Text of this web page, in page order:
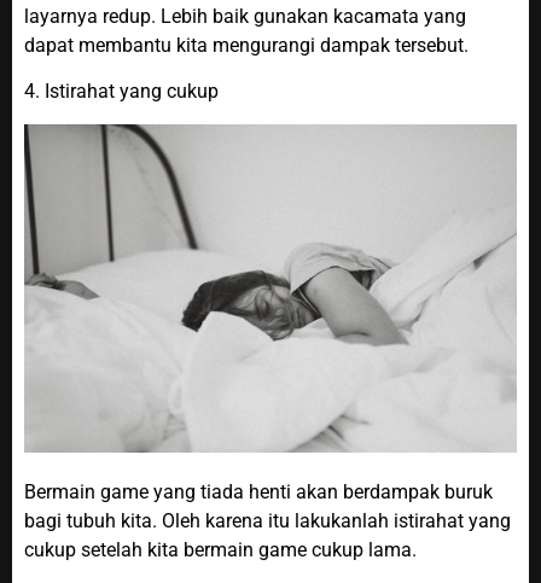
layarnya redup. Lebih baik gunakan kacamata yang
dapat membantu kita mengurangi dampak tersebut.
4. Istirahat yang cukup
Bermain game yang tiada henti akan berdampak buruk
bagi tubuh kita. Oleh karena itu lakukanlah istirahat yang
cukup setelah kita bermain game cukup lama.